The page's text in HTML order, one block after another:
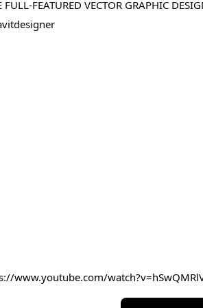
FULL-FEATURED VECTOR GRAPHIC
www.youtube.com/